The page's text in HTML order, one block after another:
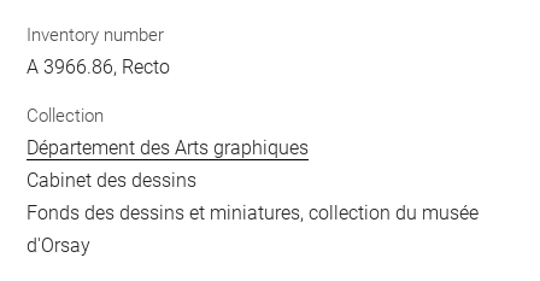
Inventory number
A 3966.86, Recto
Collection
Département des Arts graphiques
Cabinet des dessins
Fonds des dessins et miniatures, collection du musée
d'Orsay